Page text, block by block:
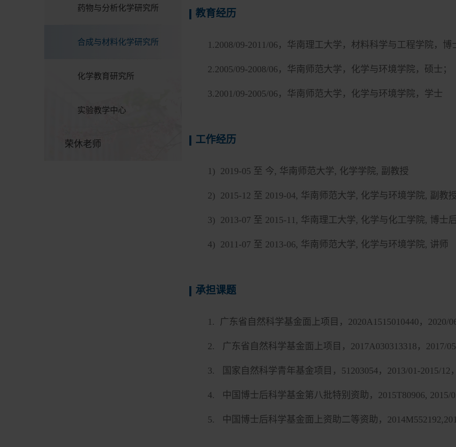
药物与分析化学研究所
合成与材料化学研究所
化学教育研究所
实验教学中心
荣休老师
教育经历
1.2008/09-2011/06 ，华南理工大学，材料科学与工程学院，博
2.2005/09-2008/06 ，华南师范大学，化学与环境学院，硕士；
3.2001/09-2005/06 ，华南师范大学，化学与环境学院，学士
工作经历
1) 2019-05 至 今, 华南师范大学, 化学学院, 副教授
2) 2015-12 至 2019-04, 华南师范大学, 化学与环境学院, 副教
3) 2013-07 至 2015-11, 华南理工大学, 化学与化工学院, 博士
4) 2011-07 至 2013-06, 华南师范大学, 化学与环境学院, 讲师
承担课题
1. 广东省自然科学基金面上项目， 2020A1515010440 ， 2020/
2. 广东省自然科学基金面上项目， 2017A030313318 ， 2017/
3. 国家自然科学青年基金项目， 51203054， 2013/01-2015/12
4. 中国博士后科学基金第八批特别资助， 2015T80906, 2015/
5. 中国博士后科学基金面上资助二等资助，